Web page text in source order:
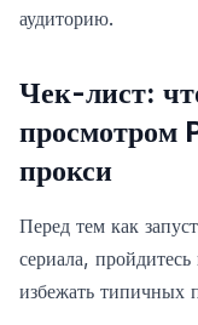
аудиторию.
Чек-лист:
просмотром
прокси
Перед тем как
сериала,
избежать типичных